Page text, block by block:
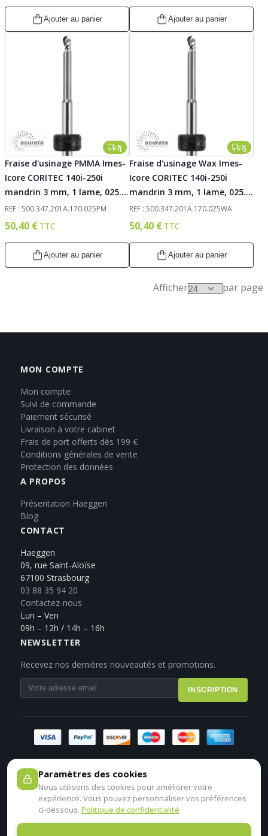
Ajouter au panier Ajouter au panier
7j
Fraise d'usinage PMMA Imes-
Icore CORITEC 140i-250i
mandrin 3 mm, 1 lame, 025.
Acurata
REF : 500.347.201A.170.025PM
50,40 €
Ajouter au panier
7j
Fraise d'usinage Wax Imes-
Icore CORITEC 140i-250i
mandrin 3 mm, 1 lame, 025.
Acurata
REF : 500.347.201A.170.025WA
50,40 €
Ajouter au panier
Afficher par page
MON COMPTE
Mon compte
Suivi de commande
Paiement sécurisé
Livraison à votre cabinet
Frais de port offerts dès 199 €
Conditions générales de vente
Protection des données
A PROPOS
Présentation Haeggen
Blog
CONTACT
Haeggen
09, rue Saint-Aloïse
67100 Strasbourg
03 88 35 94 20
Contactez-nous
Lun – Ven
09h – 12h / 14h – 16h
NEWSLETTER
Recevez nos dernières nouveautés et promotions.
INSCRIPTION
Paramètres des cookies
Nous utilisons des cookies pour améliorer votre
expérience. Vous pouvez personnaliser vos préférences
ci-dessous. Politique de confidentialité